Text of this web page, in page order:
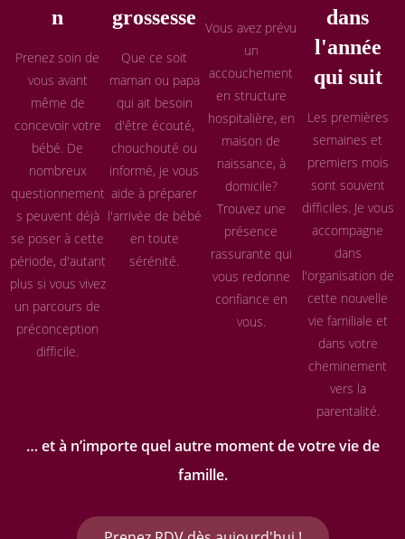
n
Prenez soin de
vous avant
même de
concevoir votre
bébé. De
nombreux
questionnement
s peuvent déjà
se poser à cette
période, d'autant
plus si vous vivez
un parcours de
préconception
difficile.
grossesse
Que ce soit
maman ou papa
qui ait besoin
d'être écouté,
chouchouté ou
informé, je vous
aide à préparer
l'arrivée de bébé
en toute
sérénité.
Vous avez prévu
un
accouchement
en structure
hospitalière, en
maison de
naissance, à
domicile?
Trouvez une
présence
rassurante qui
vous redonne
confiance en
vous.
dans
l'année
qui suit
Les premières
semaines et
premiers mois
sont souvent
difficiles. Je vous
accompagne
dans
l'organisation de
cette nouvelle
vie familiale et
dans votre
cheminement
vers la
parentalité.
… et à n’importe quel autre moment de votre vie de
famille.